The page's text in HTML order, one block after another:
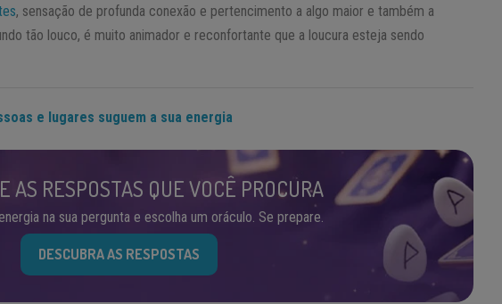
, sensação de profunda conexão e pertencimento a algo maior e também a
tão louco, é muito animador e reconfortante que a loucura esteja sendo
e lugares suguem a sua energia
AS RESPOSTAS QUE VOCÊ PROCURA
na sua pergunta e escolha um oráculo. Se prepare.
DESCUBRA AS RESPOSTAS